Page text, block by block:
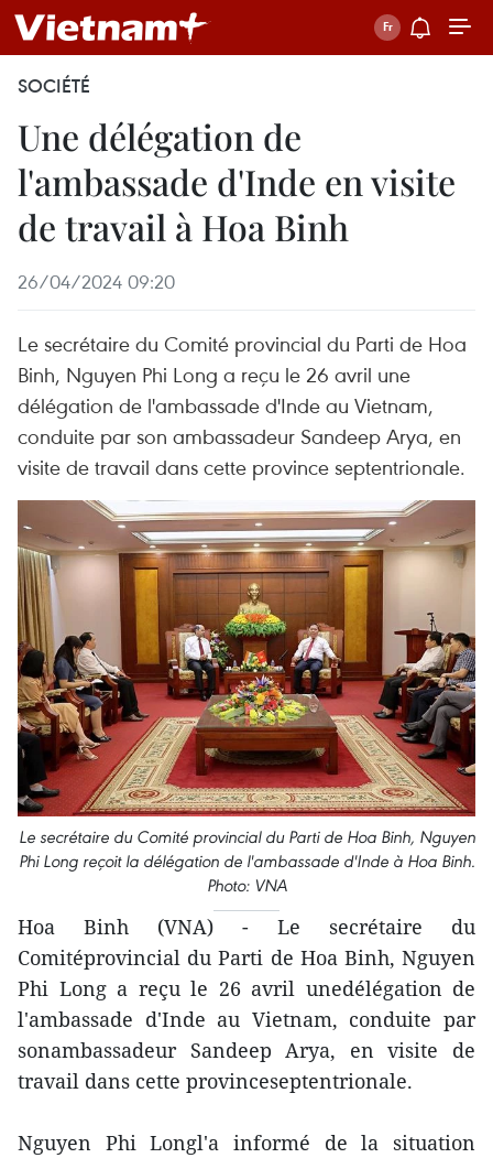
SOCIÉTÉ
Une délégation de
l'ambassade d'Inde en visite
de travail à Hoa Binh
26/04/2024 09:20
Le secrétaire du Comité provincial du Parti de Hoa
Binh, Nguyen Phi Long a reçu le 26 avril une
délégation de l'ambassade d'Inde au Vietnam,
conduite par son ambassadeur Sandeep Arya, en
visite de travail dans cette province septentrionale.
Le secrétaire du Comité provincial du Parti de Hoa Binh, Nguyen
Phi Long reçoit la délégation de l'ambassade d'Inde à Hoa Binh.
Photo: VNA
Hoa Binh (VNA) - Le secrétaire du
Comitéprovincial du Parti de Hoa Binh, Nguyen
Phi Long a reçu le 26 avril unedélégation de
l'ambassade d'Inde au Vietnam, conduite par
sonambassadeur Sandeep Arya, en visite de
travail dans cette provinceseptentrionale.
Nguyen Phi Longl'a informé de la situation